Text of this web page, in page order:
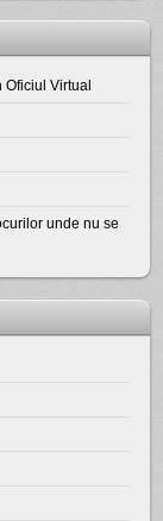
Oficiul Virtual
unde nu se